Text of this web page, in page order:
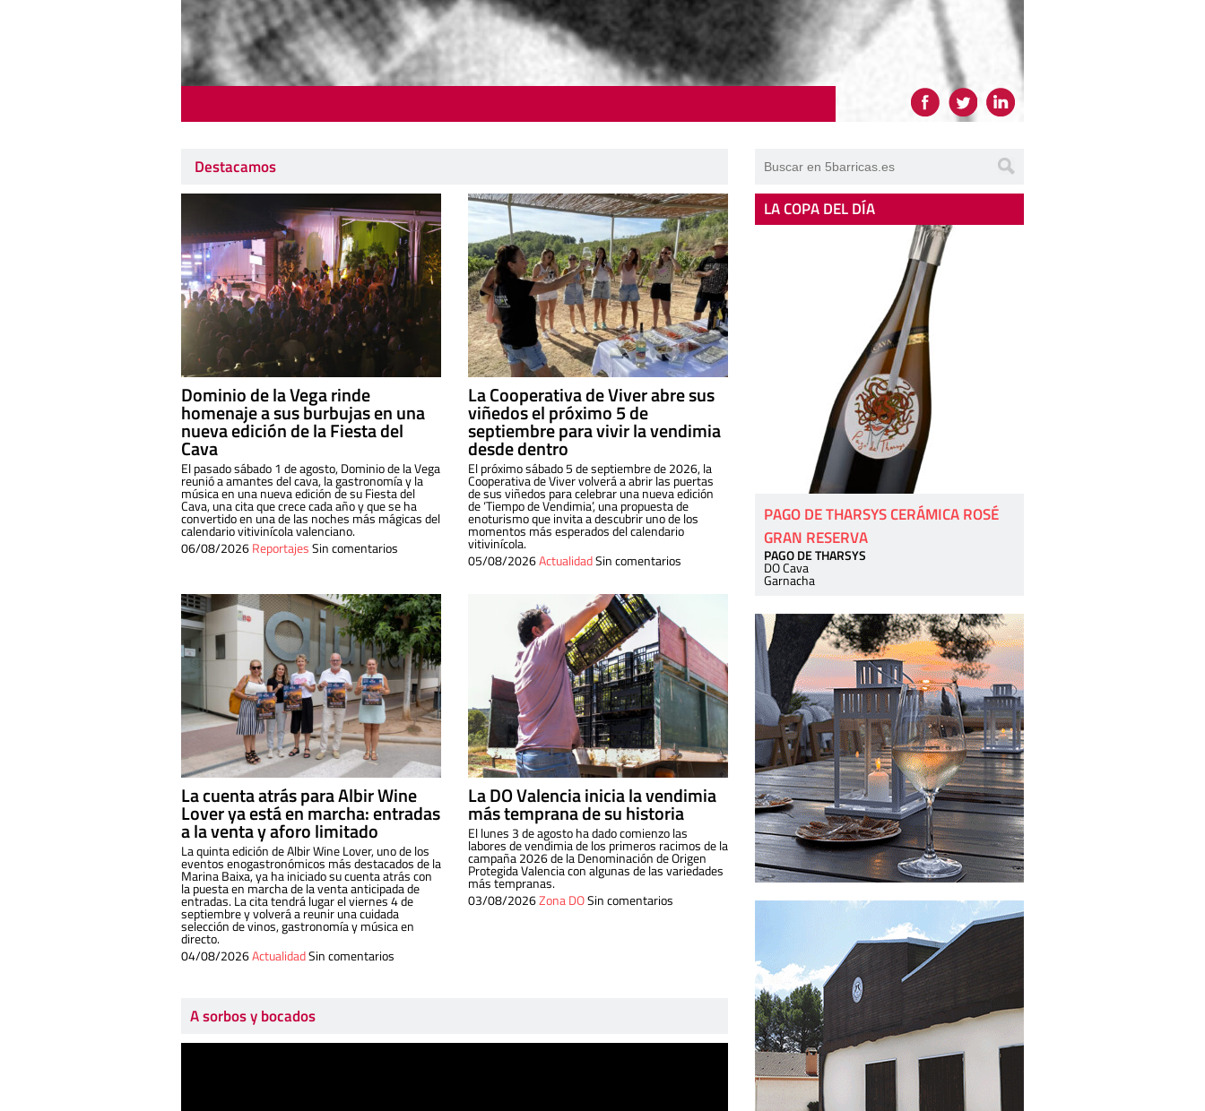
Destacamos
Dominio de la Vega rinde
homenaje a sus burbujas en una
nueva edición de la Fiesta del
Cava
El pasado sábado 1 de agosto, Dominio de la Vega
reunió a amantes del cava, la gastronomía y la
música en una nueva edición de su Fiesta del
Cava, una cita que crece cada año y que se ha
convertido en una de las noches más mágicas del
calendario vitivinícola valenciano.
06/08/2026ReportajesSin comentarios
La Cooperativa de Viver abre sus
viñedos el próximo 5 de
septiembre para vivir la vendimia
desde dentro
El próximo sábado 5 de septiembre de 2026, la
Cooperativa de Viver volverá a abrir las puertas
de sus viñedos para celebrar una nueva edición
de ‘Tiempo de Vendimia’, una propuesta de
enoturismo que invita a descubrir uno de los
momentos más esperados del calendario
vitivinícola.
05/08/2026ActualidadSin comentarios
La cuenta atrás para Albir Wine
Lover ya está en marcha: entradas
a la venta y aforo limitado
La quinta edición de Albir Wine Lover, uno de los
eventos enogastronómicos más destacados de la
Marina Baixa, ya ha iniciado su cuenta atrás con
la puesta en marcha de la venta anticipada de
entradas. La cita tendrá lugar el viernes 4 de
septiembre y volverá a reunir una cuidada
selección de vinos, gastronomía y música en
directo.
04/08/2026ActualidadSin comentarios
La DO Valencia inicia la vendimia
más temprana de su historia
El lunes 3 de agosto ha dado comienzo las
labores de vendimia de los primeros racimos de la
campaña 2026 de la Denominación de Origen
Protegida Valencia con algunas de las variedades
más tempranas.
03/08/2026Zona DOSin comentarios
A sorbos y bocados
LA COPA DEL DÍA
PAGO DE THARSYS CERÁMICA ROSÉ
GRAN RESERVA
PAGO DE THARSYS
DO Cava
Garnacha